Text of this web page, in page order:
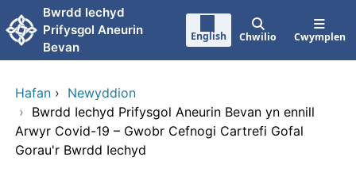
Neidio i'r prif gynnwy
Bwrdd Iechyd
Prifysgol Aneurin
Bevan
English Chwilio Cwymplen
Hafan › Newyddion
› Bwrdd Iechyd Prifysgol Aneurin Bevan yn ennill
Arwyr Covid-19 – Gwobr Cefnogi Cartrefi Gofal
Gorau'r Bwrdd Iechyd